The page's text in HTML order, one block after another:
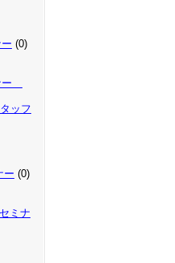
(0)
ー
ッフ
ー (0)
ミナ